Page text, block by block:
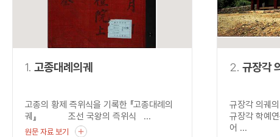
OR “정조” 또는 “정약
NOT
“정조”가 나온 후 “
료를 검색
1. 고종대례의궤
고종의 황제 즉위식을 기록한 『고종대례의
궤』 조선 국왕의 즉위식 ...
원문 자료 보기
2. 규장각
규장각 의궤
규장각 학예
어 ...